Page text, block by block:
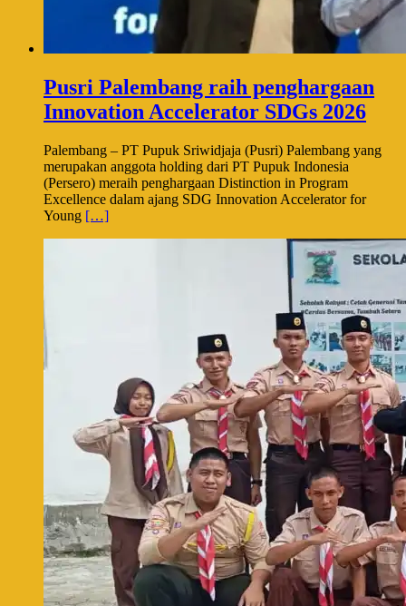
Pusri Palembang raih penghargaan
Innovation Accelerator SDGs 2026
Palembang – PT Pupuk Sriwidjaja (Pusri) Palembang yang
merupakan anggota holding dari PT Pupuk Indonesia
(Persero) meraih penghargaan Distinction in Program
Excellence dalam ajang SDG Innovation Accelerator for
Young […]